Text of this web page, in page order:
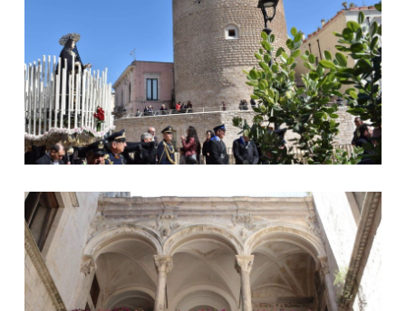
© Gaetano Abbattista